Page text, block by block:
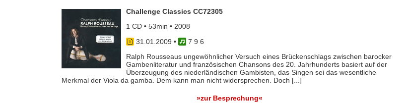
Challenge Classics CC72305
1 CD • 53min • 2008
31.01.2009 •
7 9 6
Ralph Rousseaus ungewöhnlicher Versuch eines Brückenschlags zwischen barocker
Gambenliteratur und französischen Chansons des 20. Jahrhunderts basiert auf der
Überzeugung des niederländischen Gambisten, das Singen sei das wesentliche
Merkmal der Viola da gamba. Dem kann man nicht widersprechen. Doch [...]
»zur Besprechung«